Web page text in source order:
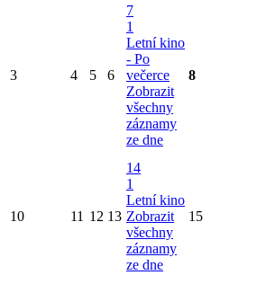
3 4 5 6
7
1
Letní kino
- Po
večerce
Zobrazit
všechny
záznamy
ze dne
8
10 11 12 13
14
1
Letní kino
Zobrazit
všechny
záznamy
ze dne
15